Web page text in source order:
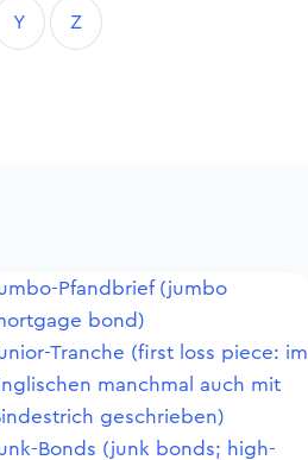
Y Z
Pfandbrief (jumbo
bond)
Tranche (first loss piece: im
manchmal auch mit
geschrieben)
Bonds (junk bonds; high-